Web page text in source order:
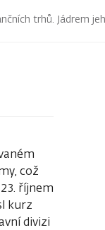
trhů. Jádrem
což
říjnem
kurz
divizi